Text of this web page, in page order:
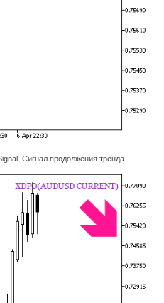
Сигнал продолжения тренда